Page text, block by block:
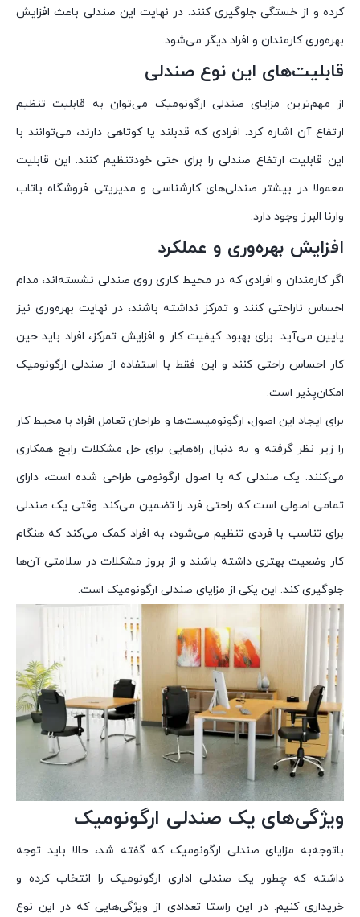
کرده و از خستگی جلوگیری کنند. در نهایت این صندلی باعث افزایش
بهره‌وری کارمندان و افراد دیگر می‌شود.
قابلیت‌های این نوع صندلی
از مهم‌ترین مزایای صندلی ارگونومیک می‌توان به قابلیت تنظیم
ارتفاع آن اشاره کرد. افرادی که قدبلند یا کوتاهی دارند، می‌توانند با
این قابلیت ارتفاع صندلی را برای حتی خودتنظیم کنند. این قابلیت
معمولا در بیشتر صندلی‌های کارشناسی و مدیریتی فروشگاه باتاب
وارنا البرز وجود دارد.
افزایش بهره‌وری و عملکرد
اگر کارمندان و افرادی که در محیط کاری روی صندلی نشسته‌اند، مدام
احساس ناراحتی کنند و تمرکز نداشته باشند، در نهایت بهره‌وری نیز
پایین می‌آید. برای بهبود کیفیت کار و افزایش تمرکز، افراد باید حین
کار احساس راحتی کنند و این فقط با استفاده از صندلی ارگونومیک
امکان‌پذیر است.
برای ایجاد این اصول، ارگونومیست‌ها و طراحان تعامل افراد با محیط کار
را زیر نظر گرفته و به دنبال راه‌هایی برای حل مشکلات رایج همکاری
می‌کنند. یک صندلی که با اصول ارگونومی طراحی شده است، دارای
تمامی اصولی است که راحتی فرد را تضمین می‌کند. وقتی یک صندلی
برای تناسب با فردی تنظیم می‌شود، به افراد کمک می‌کند که هنگام
کار وضعیت بهتری داشته باشند و از بروز مشکلات در سلامتی آن‌ها
جلوگیری کند. این یکی از مزایای صندلی ارگونومیک است.
ویژگی‌های یک صندلی ارگونومیک
باتوجه‌به مزایای صندلی ارگونومیک که گفته شد، حالا باید توجه
داشته که چطور یک صندلی اداری ارگونومیک را انتخاب کرده و
خریداری کنیم. در این راستا تعدادی از ویژگی‌هایی که در این نوع